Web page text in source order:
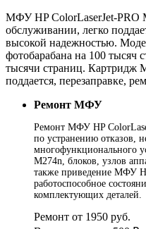
МФУ HP ColorLaserJet-PRO
обслуживании, легко
высокой надежностью.
фотобарабана на 100 тысяч
тысячи страниц. Картридж
поддается, перезаправке,
Ремонт МФУ
Ремонт МФУ HP
по устранению отказов,
многофункционального
M274n, блоков, узлов
также приведение МФУ
работоспособное
комплектующих деталей.
Ремонт от 1950 руб.